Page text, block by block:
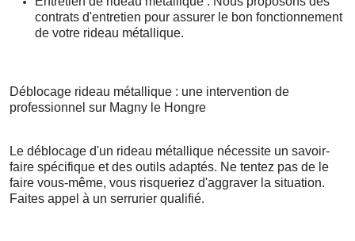
contrats d'entretien pour assurer le bon fonctionnement
de votre rideau métallique.
Déblocage rideau métallique : une intervention de
professionnel sur Magny le Hongre
Le déblocage d'un rideau métallique nécessite un savoir-
faire spécifique et des outils adaptés. Ne tentez pas de le
faire vous-même, vous risqueriez d'aggraver la situation.
Faites appel à un serrurier qualifié.